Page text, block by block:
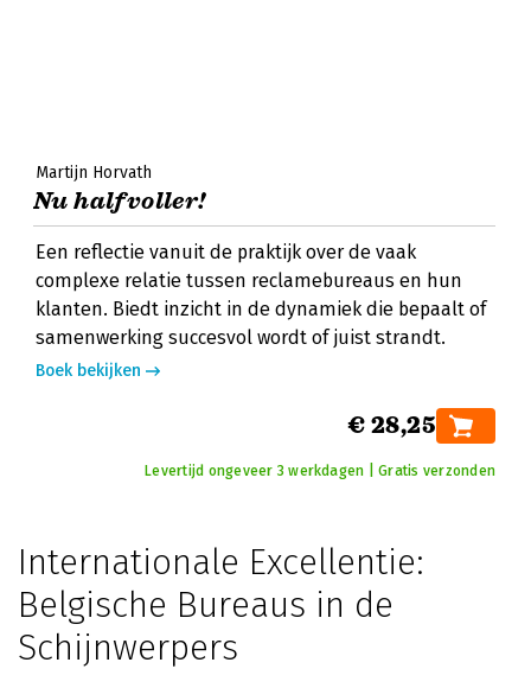
Martijn Horvath
Nu halfvoller!
Een reflectie vanuit de praktijk over de vaak
complexe relatie tussen reclamebureaus en hun
klanten. Biedt inzicht in de dynamiek die bepaalt of
samenwerking succesvol wordt of juist strandt.
Boek bekijken
€ 28,25
Levertijd ongeveer 3 werkdagen | Gratis verzonden
Internationale Excellentie:
Belgische Bureaus in de
Schijnwerpers